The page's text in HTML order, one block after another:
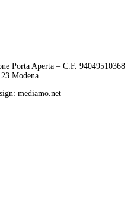
Porta Aperta – C.F. 94049510368
Modena
mediamo.net